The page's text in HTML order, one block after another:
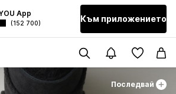
App
(152 700) Към приложението
Последвай